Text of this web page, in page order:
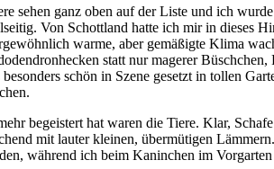
sehen ganz oben auf der Liste und ich
Von Schottland hatte ich mir in dieses
warme, aber gemäßigte Klima
statt nur magerer
schön in Szene gesetzt in tollen
begeistert hat waren die Tiere. Klar,
mit lauter kleinen, übermütigen
während ich beim Kaninchen im